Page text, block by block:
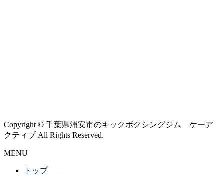
Copyright © 千葉県浦安市のキックボクシングジム ケーア
クティブ All Rights Reserved.
MENU
トップ